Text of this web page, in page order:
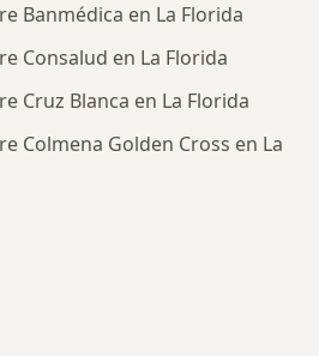
Banmédica en La Florida
Consalud en La Florida
Cruz Blanca en La Florida
Colmena Golden Cross en La